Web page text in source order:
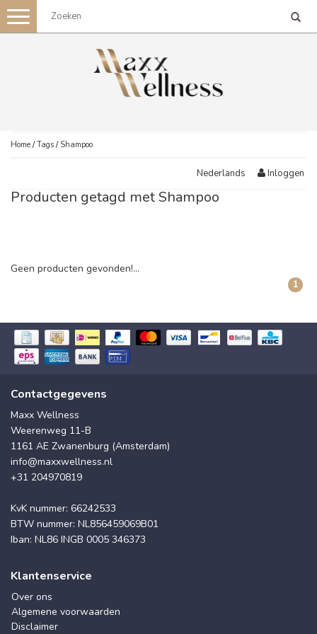
Toggle
navigation
Home /Tags / Shampoo
Nederlands Inloggen
Producten getagd met Shampoo
Geen producten gevonden!...
1
Contactgegevens
Maxx Wellness
Weerenweg 11-B
1161 AE Zwanenburg (Amsterdam)
info@maxxwellness.nl
+31 204970819
KvK nummer: 66242533
BTW nummer: NL856459069B01
Iban: NL86 INGB 0005 346373
Klantenservice
Over ons
Algemene voorwaarden
Disclaimer